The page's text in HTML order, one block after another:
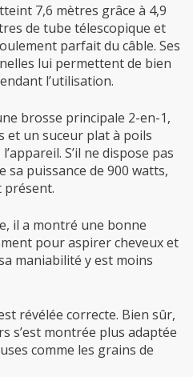
7,6 mètres grâce à 4,9
de tube télescopique et
parfait du câble. Ses
lui permettent de bien
l’utilisation.
brosse principale 2-en-1,
et un suceur plat à poils
S’il ne dispose pas
sa puissance de 900 watts,
présent.
il a montré une bonne
pour aspirer cheveux et
maniabilité y est moins
révélée correcte. Bien sûr,
s’est montrée plus adaptée
comme les grains de